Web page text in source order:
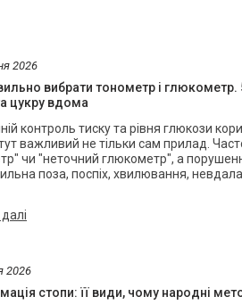
2026
вибрати тонометр і
цукру вдома
контроль тиску та рівня глюкози
тут важливий не тільки сам прилад.
чи "неточний глюкометр", а
поза, поспіх, хвилювання,
2026
стопи: її види, чому народні